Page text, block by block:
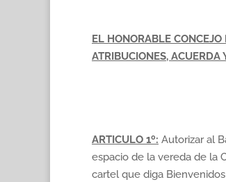
EL HONORABLE
ATRIBUCIONES, ACUERDA
ARTICULO 1º: Autorizar al
espacio de la vereda de la
cartel que diga